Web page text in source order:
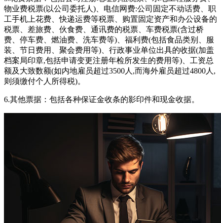
物业费税票(以公司委托人)、电信网费:公司固定不动话费、职
工手机上花费、快递运费等税票、购置固定资产和办公设备的
税票、差旅费、伙食费、通讯费的税票、车费税票(含过桥
费、停车费、燃油费、洗车费等)、福利费(包括食品类别、服
装、节日费用、聚会费用等)、行政事业单位出具的收据(加盖
档案局印章,包括申请变更注册年检所发生的费用等)、工资总
额及大致数额(如内地雇员超过3500人,而海外雇员超过4800人,
则须缴付个人所得税)。
6.其他票据：包括各种保证金收条的影印件和现金收据。